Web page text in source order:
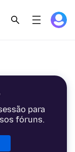
para
fóruns.